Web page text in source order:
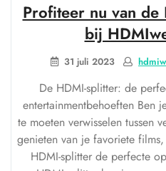
Profiteer nu van
bij
31 juli 2023
De HDMI-splitter: de
entertainmentbehoeften Ben
te moeten verwisselen tussen
genieten van je favoriete
HDMI-splitter de perfecte